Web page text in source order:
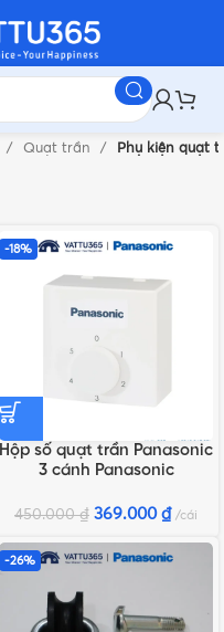
Quạt trần Phụ kiện quạt
-18%
Hộp số quạt trần Panasonic
3 cánh Panasonic
450.000₫ 369.000 ₫ cái
-26%